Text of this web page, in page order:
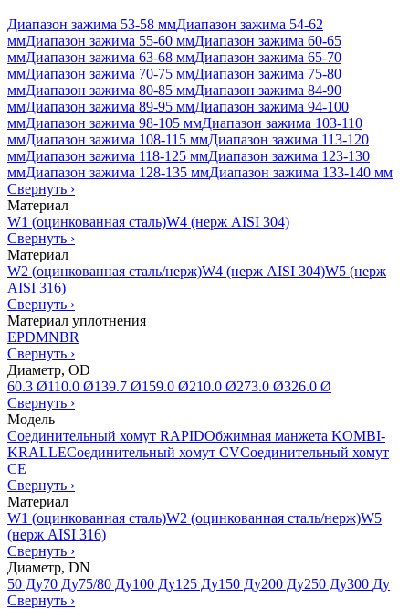
Диапазон зажима 53-58 ммДиапазон зажима 54-62
ммДиапазон зажима 55-60 ммДиапазон зажима 60-65
ммДиапазон зажима 63-68 ммДиапазон зажима 65-70
ммДиапазон зажима 70-75 ммДиапазон зажима 75-80
ммДиапазон зажима 80-85 ммДиапазон зажима 84-90
ммДиапазон зажима 89-95 ммДиапазон зажима 94-100
ммДиапазон зажима 98-105 ммДиапазон зажима 103-110
ммДиапазон зажима 108-115 ммДиапазон зажима 113-120
ммДиапазон зажима 118-125 ммДиапазон зажима 123-130
ммДиапазон зажима 128-135 ммДиапазон зажима 133-140 мм
Свернуть ›
Материал
W1 (оцинкованная сталь)W4 (нерж AISI 304)
Свернуть ›
Материал
W2 (оцинкованная сталь/нерж)W4 (нерж AISI 304)W5 (нерж
AISI 316)
Свернуть ›
Материал уплотнения
EPDMNBR
Свернуть ›
Диаметр, OD
60.3 Ø110.0 Ø139.7 Ø159.0 Ø210.0 Ø273.0 Ø326.0 Ø
Свернуть ›
Модель
Соединительный хомут RAPIDОбжимная манжета KOMBI-
KRALLEСоединительный хомут CVСоединительный хомут
CE
Свернуть ›
Материал
W1 (оцинкованная сталь)W2 (оцинкованная сталь/нерж)W5
(нерж AISI 316)
Свернуть ›
Диаметр, DN
50 Ду70 Ду75/80 Ду100 Ду125 Ду150 Ду200 Ду250 Ду300 Ду
Свернуть ›